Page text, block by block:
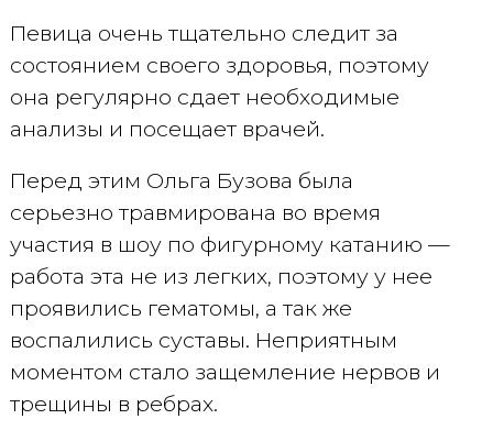
Певица очень тщательно следит за
состоянием своего здоровья, поэтому
она регулярно сдает необходимые
анализы и посещает врачей.
Перед этим Ольга Бузова была
серьезно травмирована во время
участия в шоу по фигурному катанию —
работа эта не из легких, поэтому у нее
проявились гематомы, а так же
воспалились суставы. Неприятным
моментом стало защемление нервов и
трещины в ребрах.